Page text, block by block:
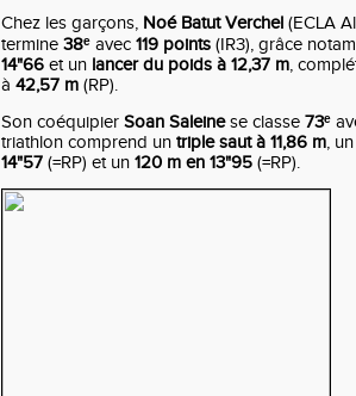
Chez les garçons, Noé Batut Verchel (ECLA
termine 38ᵉ avec 119 points (IR3), grâce
14"66 et un lancer du poids à 12,37 m,
à 42,57 m (RP).
Son coéquipier Soan Saleinese classe 73ᵉ
triathlon comprend un triple saut à 11,86 m,
14"57 (=RP) et un 120 m en 13"95 (=RP).